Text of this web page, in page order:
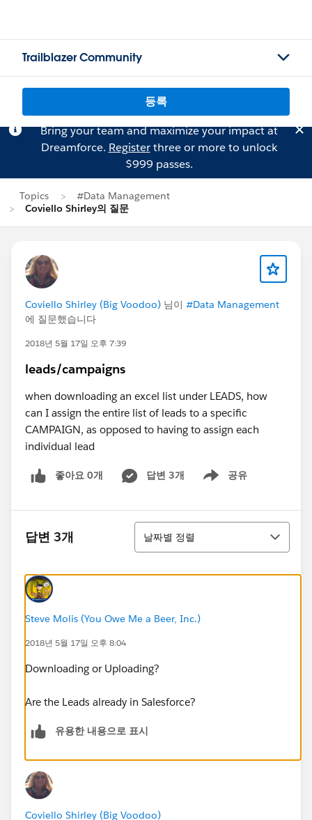
Trailblazer Community
등록
Bring your team and maximize your impact at
Dreamforce. Registerthree or more to unlock
$999 passes.
Topics
#Data Management
Coviello Shirley의 질문
Coviello Shirley (Big Voodoo) 님이 #Data Management
에 질문했습니다
2018년 5월 17일 오후 7:39
leads/campaigns
when downloading an excel list under LEADS, how
can I assign the entire list of leads to a specific
CAMPAIGN, as opposed to having to assign each
individual lead
좋아요 0개 답변 3개 공유
Show menu
답변 3개
정렬
날짜별 정렬
Steve Molis (You Owe Me a Beer, Inc.)
2018년 5월 17일 오후 8:04
Downloading or Uploading?
Are the Leads already in Salesforce?
유용한 내용으로 표시
Coviello Shirley (Big Voodoo)